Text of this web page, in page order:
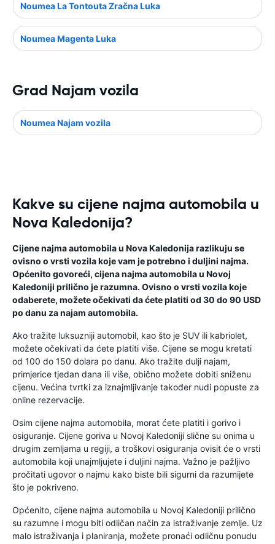
Noumea La Tontouta Zračna Luka
Noumea Magenta Luka
Grad Najam vozila
Noumea Najam vozila
Kakve su cijene najma automobila u
Nova Kaledonija?
Cijene najma automobila u Nova Kaledonija razlikuju se
ovisno o vrsti vozila koje vam je potrebno i duljini najma.
Općenito govoreći, cijena najma automobila u Novoj
Kaledoniji prilično je razumna. Ovisno o vrsti vozila koje
odaberete, možete očekivati ​​da ćete platiti od 30 do 90 USD
po danu za najam automobila.
Ako tražite luksuzniji automobil, kao što je SUV ili kabriolet,
možete očekivati ​​da ćete platiti više. Cijene se mogu kretati
od 100 do 150 dolara po danu. Ako tražite dulji najam,
primjerice tjedan dana ili više, obično možete dobiti sniženu
cijenu. Većina tvrtki za iznajmljivanje također nudi popuste za
online rezervacije.
Osim cijene najma automobila, morat ćete platiti i gorivo i
osiguranje. Cijene goriva u Novoj Kaledoniji slične su onima u
drugim zemljama u regiji, a troškovi osiguranja ovisit će o vrsti
automobila koji unajmljujete i duljini najma. Važno je pažljivo
pročitati ugovor o najmu kako biste bili sigurni da razumijete
što je pokriveno.
Općenito, cijene najma automobila u Novoj Kaledoniji prilično
su razumne i mogu biti odličan način za istraživanje zemlje. Uz
malo istraživanja i planiranja, možete pronaći odličnu ponudu